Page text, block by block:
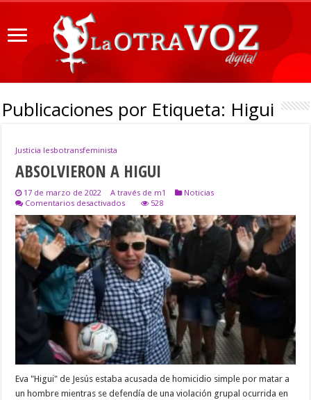
Publicaciones por Etiqueta: Higui
Justicia lesbotransfeminista
ABSOLVIERON A HIGUI
17 de marzo de 2022 A través de m1
Noticias
Comentarios desactivadosen
ABSOLVIERON
A
HIGUI
528
Eva "Higui" de Jesús estaba acusada de homicidio simple por matar a
un hombre mientras se defendía de una violación grupal ocurrida en